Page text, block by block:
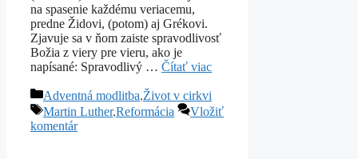
na spasenie každému veriacemu,
predne Židovi, (potom) aj Grékovi.
Zjavuje sa v ňom zaiste spravodlivosť
Božia z viery pre vieru, ako je
napísané: Spravodlivý … Čítať viac
Kategórie
Adventná modlitba,Život v cirkvi
Značky
Martin Luther,Reformácia
Vložiť
komentár